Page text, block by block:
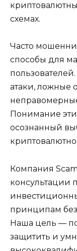
схемах.
Часто
способы для
атаки, ложные
Понимание
осознанный
Компания
консультации
принципам
Наша цель —
защитить и